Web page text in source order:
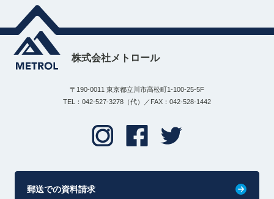
株式会社メトロール
〒190-0011 東京都立川市高松町1-100-25-5F
TEL：042-527-3278（代）／FAX：042-528-1442
郵送での資料請求